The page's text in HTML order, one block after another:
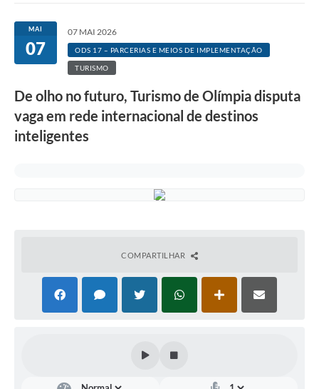
MAI
07
07 MAI 2026
ODS 17 – PARCERIAS E MEIOS DE IMPLEMENTAÇÃO
TURISMO
De olho no futuro, Turismo de Olímpia disputa
vaga em rede internacional de destinos
inteligentes
COMPARTILHAR